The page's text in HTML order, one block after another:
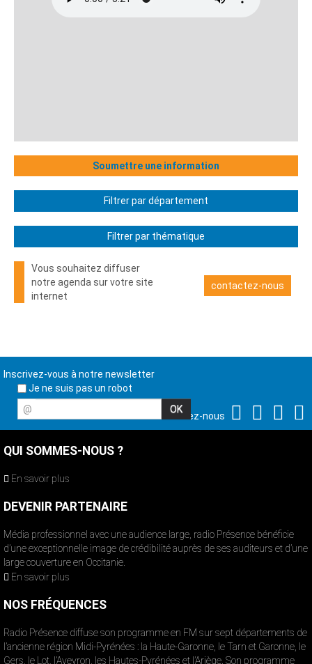
Soumettre une information
Filtrer par département
Filtrer par thématique
Vous souhaitez diffuser
notre agenda sur votre site
internet
contactez-nous
Inscrivez-vous à notre newsletter
Je ne suis pas un robot
@
Suivez-nous
QUI SOMMES-NOUS ?
En savoir plus
DEVENIR PARTENAIRE
Média professionnel avec une audience large, radio Présence bénéficie
d’une exceptionnelle image de crédibilité auprès de ses auditeurs et d’une
large couverture en Occitanie.
En savoir plus
NOS FRÉQUENCES
Radio Présence diffuse son programme en FM sur sept départements de
l’ancienne région Midi-Pyrénées : la Haute-Garonne, le Tarn et Garonne, le
Gers, le Lot, l’Aveyron, les Hautes-Pyrénées et l’Ariège. Son programme